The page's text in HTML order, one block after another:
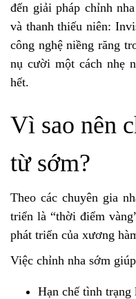
đến giải pháp chỉnh
và thanh thiếu niên:
công nghệ niềng răng
nụ cười một cách nhẹ
hết.
Vì sao nên
từ sớm?
Theo các chuyên gia
triển là “thời điểm
phát triển của xương
Việc chỉnh nha sớm
Hạn chế tình